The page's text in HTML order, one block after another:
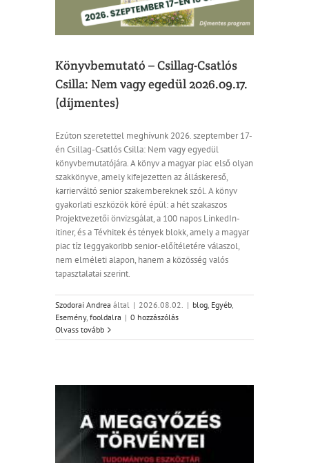
Könyvbemutató – Csillag-Csatlós
Csilla: Nem vagy egedül 2026.09.17.
(díjmentes)
Ezúton szeretettel meghívunk 2026. szeptember 17-
én Csillag-Csatlós Csilla: Nem vagy egyedül
könyvbemutatójára. A könyv a magyar piac első olyan
szakkönyve, amely kifejezetten az álláskereső,
karrierváltó senior szakembereknek szól. A könyv
gyakorlati eszközök köré épül: a hét szakaszos
Projektvezetői önvizsgálat, a 100 napos LinkedIn-
itiner, és a Tévhitek és tények blokk, amely a magyar
piac tíz leggyakoribb senior-előítéletére válaszol,
nem elméleti alapon, hanem a közösség valós
tapasztalatai szerint.
Szodorai Andrea által | 2026.08.02. | blog, Egyéb,
Esemény, fooldalra | 0 hozzászólás
Olvass tovább